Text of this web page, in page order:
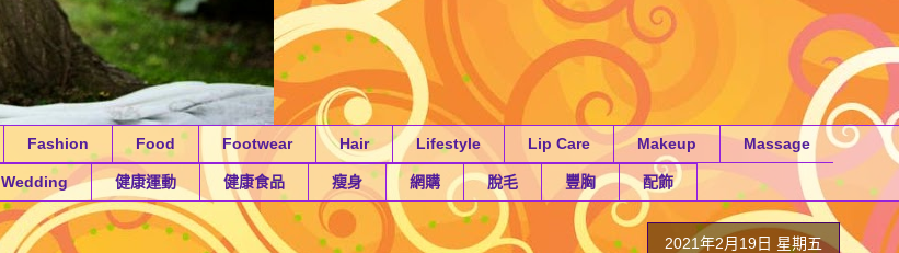
Fashion Food Footwear Hair Lifestyle Lip Care Makeup Massage
Wedding 健康運動 健康食品 瘦身 網購 脫毛 豐胸 配飾
2021年2月19日 星期五